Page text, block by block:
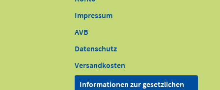
Impressum
AVB
Datenschutz
Versandkosten
Informationen zur gesetzlichen